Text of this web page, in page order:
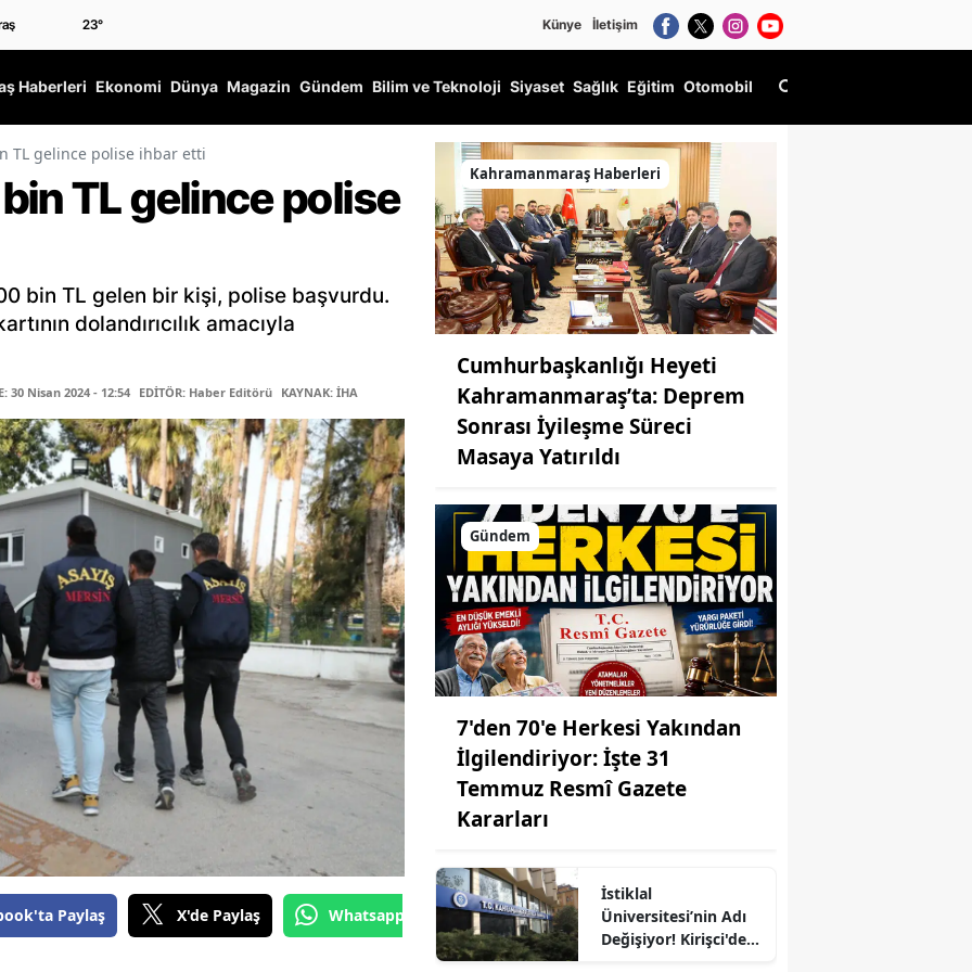
23° Künye İletişim
Haberleri Ekonomi Dünya Magazin Gündem Bilim ve Teknoloji Siyaset Sağlık Eğitim Otomobil
TL gelince polise ihbar etti
TL gelince polise
bin TL gelen bir kişi, polise başvurdu.
dolandırıcılık amacıyla
30 Nisan 2024 - 12:54 EDİTÖR: Haber Editörü KAYNAK: İHA
Paylaş X'de Paylaş Whatsapp'tan Gönder
Kahramanmaraş Haberleri
Cumhurbaşkanlığı Heyeti
Kahramanmaraş’ta: Deprem
Sonrası İyileşme Süreci
Masaya Yatırıldı
Gündem
7'den 70'e Herkesi Yakından
İlgilendiriyor: İşte 31
Temmuz Resmî Gazete
Kararları
İstiklal
Üniversitesi’nin Adı
Değişiyor! Kirişci'den